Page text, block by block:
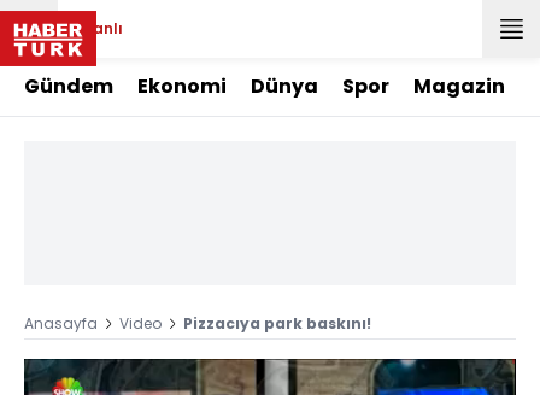
Canlı
Gündem Ekonomi Dünya Spor Magazin
Anasayfa Video Pizzacıya park baskını!